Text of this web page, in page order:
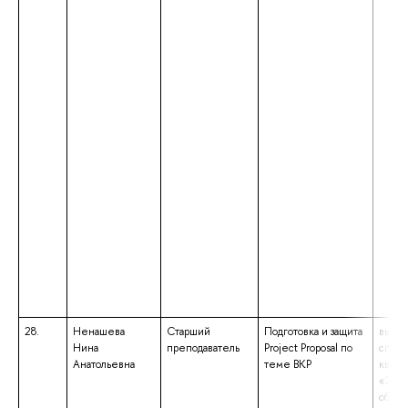
28.
Ненашева
Нина
Анатольевна
Старший
преподаватель
Подготовка и защита
Project Proposal по
теме ВКР